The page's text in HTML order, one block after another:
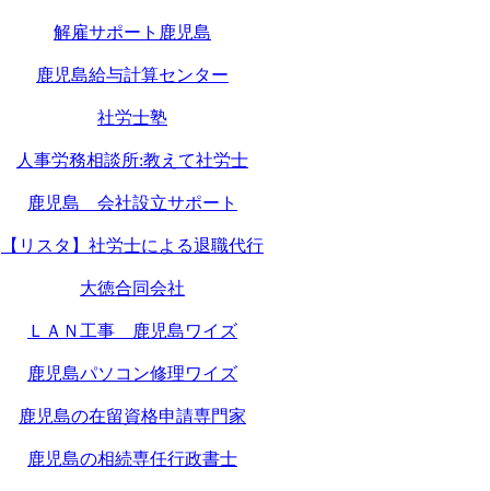
解雇サポート鹿児島
鹿児島給与計算センター
社労士塾
人事労務相談所:教えて社労士
鹿児島 会社設立サポート
【リスタ】社労士による退職代行
大徳合同会社
ＬＡＮ工事 鹿児島ワイズ
鹿児島パソコン修理ワイズ
鹿児島の在留資格申請専門家
鹿児島の相続専任行政書士